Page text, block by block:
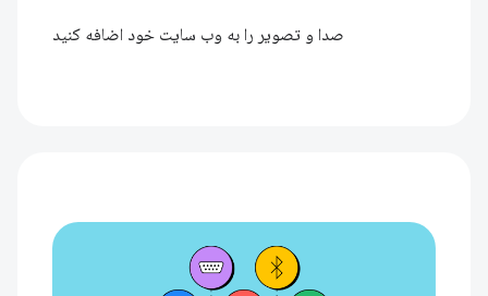
صدا و تصویر را به وب سایت خود اضافه کنید